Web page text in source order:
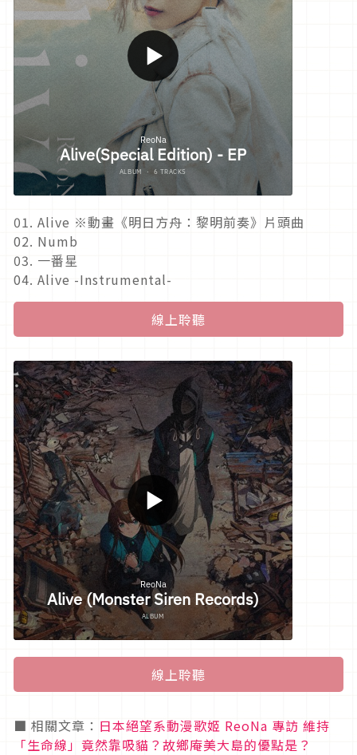
01. Alive ※動畫《明日方舟：黎明前奏》片頭曲
02. Numb
03. 一番星
04. Alive -Instrumental-
線上聆聽
線上聆聽
■ 相關文章： 日本絕望系動漫歌姬 ReoNa 專訪 維持
「生命線」竟然靠吸貓？故鄉庵美大島的優點是？